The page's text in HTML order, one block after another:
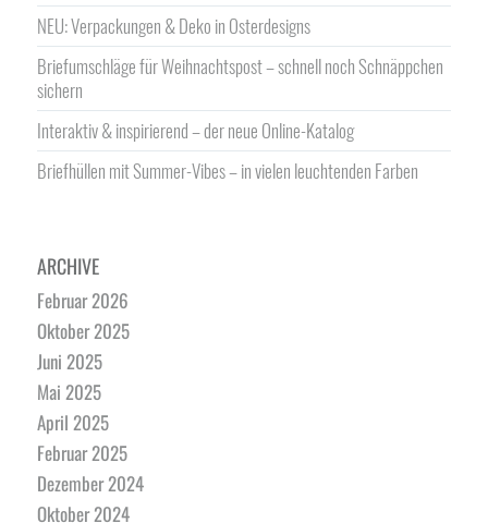
NEU: Verpackungen & Deko in Osterdesigns
Briefumschläge für Weihnachtspost – schnell noch Schnäppchen
sichern
Interaktiv & inspirierend – der neue Online-Katalog
Briefhüllen mit Summer-Vibes – in vielen leuchtenden Farben
ARCHIVE
Februar 2026
Oktober 2025
Juni 2025
Mai 2025
April 2025
Februar 2025
Dezember 2024
Oktober 2024